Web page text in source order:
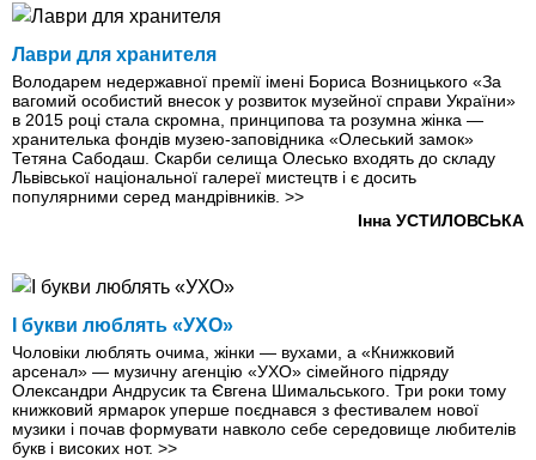
Лаври для хранителя
Володарем недержавної премії імені Бориса Возницького «За
вагомий особистий внесок у розвиток музейної справи України»
в 2015 році стала скромна, принципова та розумна жінка —
хранителька фондів музею-заповідника «Олеський замок»
Тетяна Сабодаш. Скарби селища Олесько входять до складу
Львівської національної галереї мистецтв і є досить
популярними серед мандрівників. >>
Інна УСТИЛОВСЬКА
І букви люблять «УХО»
Чоловіки люблять очима, жінки — вухами, а «Книжковий
арсенал» — музичну агенцію «УХО» сімейного підряду
Олександри Андрусик та Євгена Шимальського. Три роки тому
книжковий ярмарок уперше поєднався з фестивалем нової
музики і почав формувати навколо себе середовище любителів
букв і високих нот. >>